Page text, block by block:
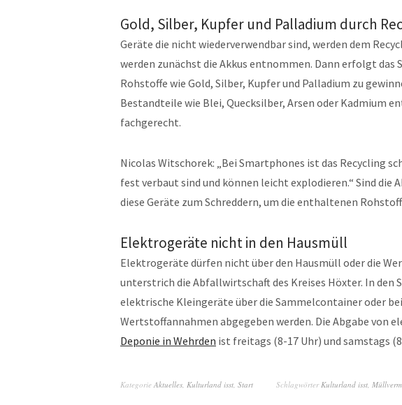
Gold, Silber, Kupfer und Palladium durch
Geräte die nicht wiederverwendbar sind, werden dem
werden zunächst die Akkus entnommen. Dann erfolgt das
Rohstoffe wie Gold, Silber, Kupfer und Palladium zu
Bestandteile wie Blei, Quecksilber, Arsen oder Kadmium
fachgerecht.
Nicolas Witschorek: „Bei Smartphones ist das Recycling
fest verbaut sind und können leicht explodieren.“ Sind die
diese Geräte zum Schreddern, um die enthaltenen
Elektrogeräte nicht in den Hausmüll
Elektrogeräte dürfen nicht über den Hausmüll oder die
unterstrich die Abfallwirtschaft des Kreises Höxter. In den
elektrische Kleingeräte über die Sammelcontainer oder
Wertstoffannahmen abgegeben werden. Die Abgabe von
Deponie in Wehrden ist freitags (8-17 Uhr) und samstags
Kategorie Aktuelles, Kulturland isst, Start SchlagwörterKulturland isst,